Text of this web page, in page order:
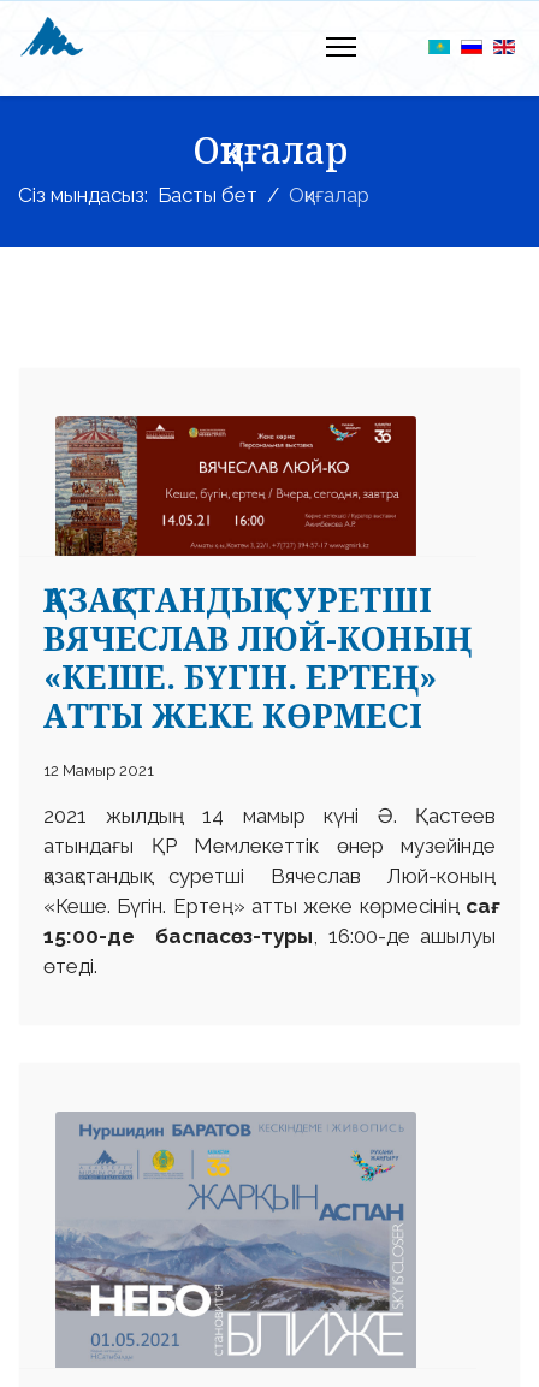
Оқиғалар
Сіз мындасыз: Басты бет Оқиғалар
ҚАЗАҚСТАНДЫҚ СУРЕТШІ
ВЯЧЕСЛАВ ЛЮЙ-КОНЫҢ
«КЕШЕ. БҮГІН. ЕРТЕҢ»
АТТЫ ЖЕКЕ КӨРМЕСІ
12 Мамыр 2021
2021 жылдың 14 мамыр күні Ә. Қастеев
атындағы ҚР Мемлекеттік өнер музейінде
қазақстандық суретші Вячеслав Люй-коның
«Кеше. Бүгін. Ертең» атты жеке көрмесінің сағ.
15:00-де баспасөз-туры, 16:00-де ашылуы
өтеді.